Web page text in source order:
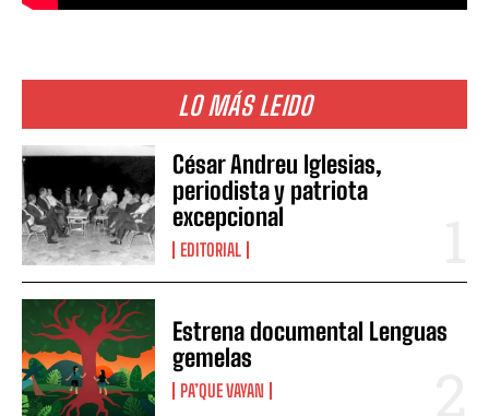
LO MÁS LEIDO
César Andreu Iglesias,
periodista y patriota
excepcional
EDITORIAL
Estrena documental Lenguas
gemelas
PA’QUE VAYAN